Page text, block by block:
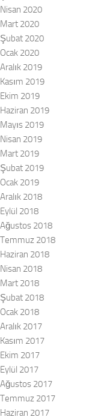
Nisan 2020
Mart 2020
Şubat 2020
Ocak 2020
Aralık 2019
Kasım 2019
Ekim 2019
Haziran 2019
Mayıs 2019
Nisan 2019
Mart 2019
Şubat 2019
Ocak 2019
Aralık 2018
Eylül 2018
Ağustos 2018
Temmuz 2018
Haziran 2018
Nisan 2018
Mart 2018
Şubat 2018
Ocak 2018
Aralık 2017
Kasım 2017
Ekim 2017
Eylül 2017
Ağustos 2017
Temmuz 2017
Haziran 2017